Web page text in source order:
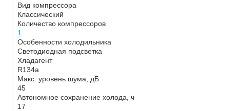
Вид компрессора
Классический
Количество компрессоров
1
Особенности холодильника
Светодиодная подсветка
Хладагент
R134a
Макс. уровень шума, дБ
45
Автономное сохранение холода, ч
17